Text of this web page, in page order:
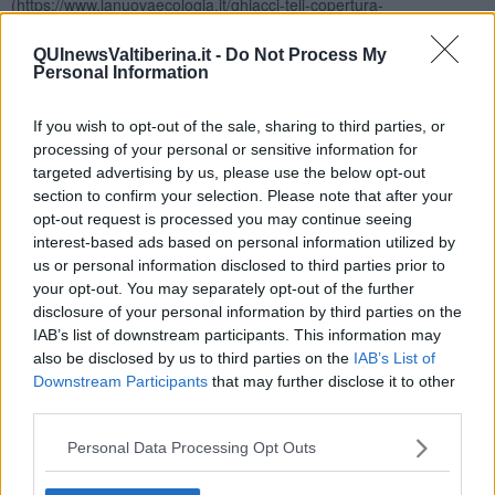
QUInewsValtiberina.it - Do Not Process My
Personal Information
If you wish to opt-out of the sale, sharing to third parties, or
processing of your personal or sensitive information for
targeted advertising by us, please use the below opt-out
section to confirm your selection. Please note that after your
opt-out request is processed you may continue seeing
interest-based ads based on personal information utilized by
us or personal information disclosed to third parties prior to
your opt-out. You may separately opt-out of the further
disclosure of your personal information by third parties on the
IAB’s list of downstream participants. This information may
also be disclosed by us to third parties on the IAB’s List of
Downstream Participants that may further disclose it to other
Personal Data Processing Opt Outs
come una soluzione agli effetti avversi del cambiamento climatico
non è soltanto sbagliato […] ma rischia di creare confusione e
della crisi climatica − tra i quali c’è anche il ritiro dei ghiacciai −
l’unica strategia da attuare è alleggerire il peso delle attività
antropiche sul pianeta, cambiando radicalmente modelli produttivi e
di sfruttamento delle risorse, consumi e stili di vita».
Un cambiamento radicale dei modelli produttivi e di sfruttamento
delle risorse, consumi e stili di vita? Già… nei giorni del lockdown
se ne parlava… mentre la Pianura Padana tornava a respirare
sembrava persino possibile. Ed ora che ho finito di scrivere, invece,
non piove più.
Gianni Micheli